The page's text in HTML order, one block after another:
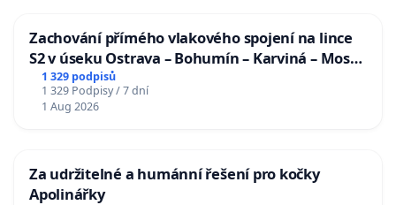
Zachování přímého vlakového spojení na lince
S2 v úseku Ostrava – Bohumín – Karviná – Mosty
u Jablunkova
1 329 podpisů
1 329 Podpisy / 7 dní
1 Aug 2026
Za udržitelné a humánní řešení pro kočky
Apolinářky